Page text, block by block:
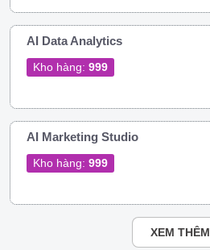
AI Data Analytics
Kho hàng: 999
AI Marketing Studio
Kho hàng: 999
XEM THÊM